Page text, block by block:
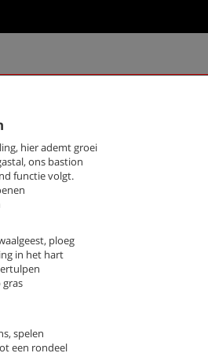
-- Alle thema's --
Boswerf (Stadsgedicht 24)
hier ademt groei
ons bastion
functie volgt.
ploeg
in het hart
gras
spelen
een rondeel